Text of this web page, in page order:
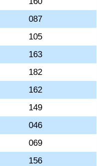
087
105
163
182
162
149
046
069
156